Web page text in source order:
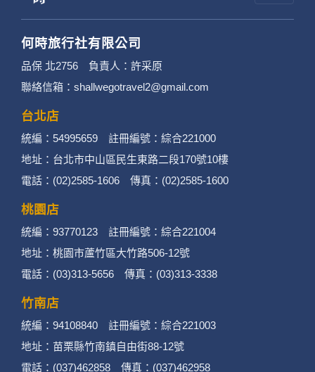
何時旅行社有限公司
品保 北2756 負責人：許采原
聯絡信箱：shallwegotravel2@gmail.com
台北店
統編：54995659 註冊編號：綜合221000
地址：台北市中山區民生東路二段170號10樓
電話：(02)2585-1606 傳真：(02)2585-1600
桃園店
統編：93770123 註冊編號：綜合221004
地址：桃園市蘆竹區大竹路506-12號
電話：(03)313-5656 傳真：(03)313-3338
竹南店
統編：94108840 註冊編號：綜合221003
地址：苗栗縣竹南鎮自由街88-12號
電話：(037)462858 傳真：(037)462958